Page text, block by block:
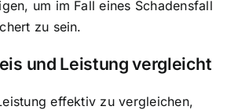
um im Fall eines Schadensfall
zu sein.
und Leistung vergleicht
effektiv zu vergleichen,